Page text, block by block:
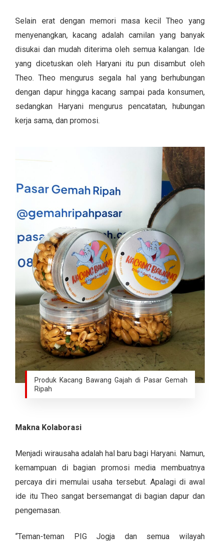
Selain erat dengan memori masa kecil Theo yang
menyenangkan, kacang adalah camilan yang banyak
disukai dan mudah diterima oleh semua kalangan. Ide
yang dicetuskan oleh Haryani itu pun disambut oleh
Theo. Theo mengurus segala hal yang berhubungan
dengan dapur hingga kacang sampai pada konsumen,
sedangkan Haryani mengurus pencatatan, hubungan
kerja sama, dan promosi.
Produk Kacang Bawang Gajah di Pasar Gemah
Ripah
Makna Kolaborasi
Menjadi wirausaha adalah hal baru bagi Haryani. Namun,
kemampuan di bagian promosi media membuatnya
percaya diri memulai usaha tersebut. Apalagi di awal
ide itu Theo sangat bersemangat di bagian dapur dan
pengemasan.
“Teman-teman PIG Jogja dan semua wilayah